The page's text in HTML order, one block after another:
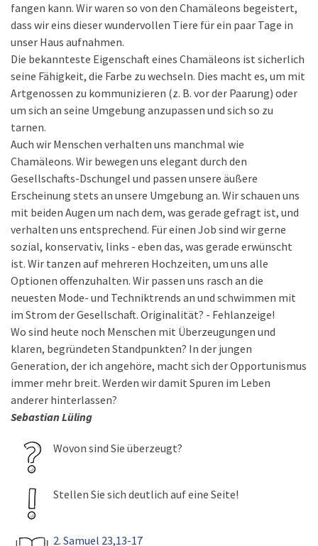
fangen kann. Wir waren so von den Chamäleons begeistert,
dass wir eins dieser wundervollen Tiere für ein paar Tage in
unser Haus aufnahmen.
Die bekannteste Eigenschaft eines Chamäleons ist sicherlich
seine Fähigkeit, die Farbe zu wechseln. Dies macht es, um mit
Artgenossen zu kommunizieren (z. B. vor der Paarung) oder
um sich an seine Umgebung anzupassen und sich so zu
tarnen.
Auch wir Menschen verhalten uns manchmal wie
Chamäleons. Wir bewegen uns elegant durch den
Gesellschafts-Dschungel und passen unsere äußere
Erscheinung stets an unsere Umgebung an. Wir schauen uns
mit beiden Augen um nach dem, was gerade gefragt ist, und
verhalten uns entsprechend. Für einen Job sind wir gerne
sozial, konservativ, links - eben das, was gerade erwünscht
ist. Wir tanzen auf mehreren Hochzeiten, um uns alle
Optionen offenzuhalten. Wir passen uns rasch an die
neuesten Mode- und Techniktrends an und schwimmen mit
im Strom der Gesellschaft. Originalität? - Fehlanzeige!
Wo sind heute noch Menschen mit Überzeugungen und
klaren, begründeten Standpunkten? In der jungen
Generation, der ich angehöre, macht sich der Opportunismus
immer mehr breit. Werden wir damit Spuren im Leben
anderer hinterlassen?
Sebastian Lüling
Wovon sind Sie überzeugt?
Stellen Sie sich deutlich auf eine Seite!
2. Samuel 23,13-17